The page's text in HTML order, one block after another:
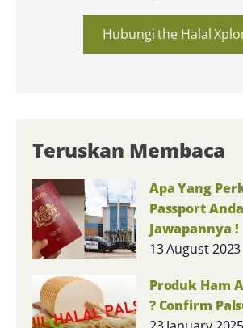
Teruskan Membaca
Apa Yang
Passport
Jawapannya !
13 August 2023
Produk Ham
? Confirm
Hubungi the Halal